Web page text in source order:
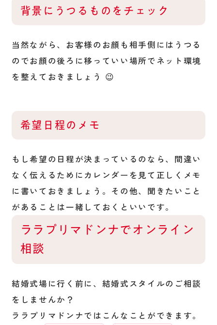
背景にうつるものをチェック
当然ながら、お客様のお顔も相手側にはうつる
のでお顔の後ろに移っていい場所でネット環境
を整えておきましょう 😉
希望日程のメモ
もし希望の日程が決まっているのなら、間違い
なく伝えるためにカレンダーを見て正しくメモ
に書いておきましょう。その他、聞きたいこと
があることは一緒しておくといいです。
ララプリマドンナでオンライン
相談
結婚式場に行く前に、結婚式スタイルのご相談
をしませんか？
ララプリマドンナではこんなことができます。